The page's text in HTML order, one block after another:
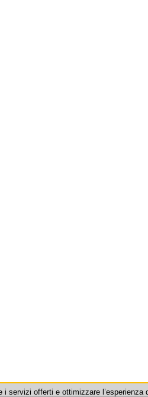
offerti e ottimizzare l’esperienza